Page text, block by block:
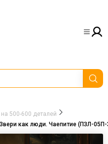
500-600 деталей
как люди. Чаепитие (ПЗЛ-